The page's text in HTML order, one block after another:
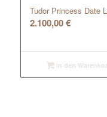
Tudor Princess Date
2.100,00€
In den